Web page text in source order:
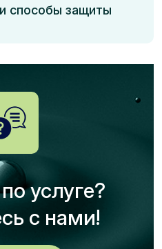
способы защиты
услуге?
с нами!